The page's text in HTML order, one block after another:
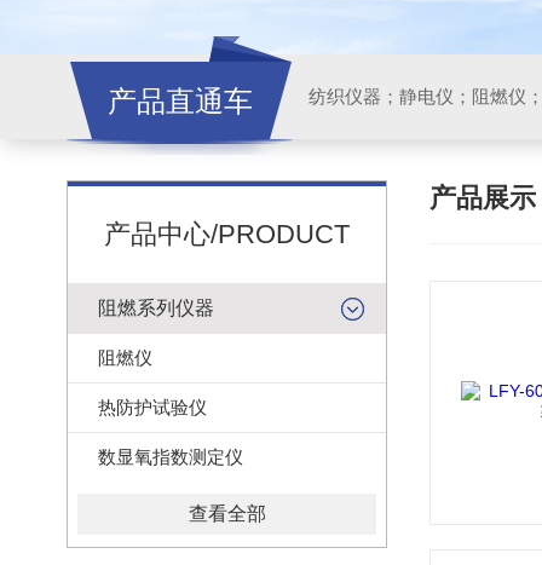
产品直通车 纺织仪器；静电仪；阻燃仪
产品展示
产品中心/PRODUCT
阻燃系列仪器
阻燃仪
热防护试验仪
数显氧指数测定仪
查看全部